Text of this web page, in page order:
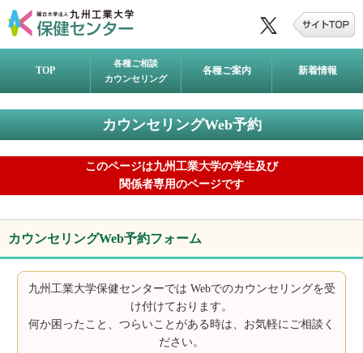
TOP
各種ご相談
カウンセリング
各種ご案内 新着情報
カウンセリングWeb予約
このページは九州工業大学の学生及び
関係者専用のページです
カウンセリングWeb予約フォーム
九州工業大学保健センターでは Webでのカウンセリングを受
け付けております。
何か困ったこと、つらいことがある時は、お気軽にご相談く
ださい。